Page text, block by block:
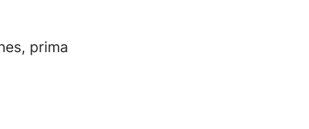
prima